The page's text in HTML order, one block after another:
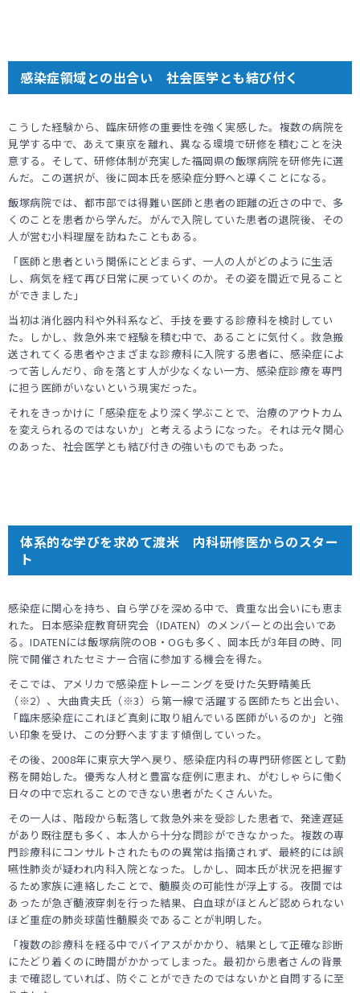
感染症領域との出合い 社会医学とも結び付く
こうした経験から、臨床研修の重要性を強く実感した。複数の病院を
見学する中で、あえて東京を離れ、異なる環境で研修を積むことを決
意する。そして、研修体制が充実した福岡県の飯塚病院を研修先に選
んだ。この選択が、後に岡本氏を感染症分野へと導くことになる。
飯塚病院では、都市部では得難い医師と患者の距離の近さの中で、多
くのことを患者から学んだ。がんで入院していた患者の退院後、その
人が営む小料理屋を訪ねたこともある。
「医師と患者という関係にとどまらず、一人の人がどのように生活
し、病気を経て再び日常に戻っていくのか。その姿を間近で見ること
ができました」
当初は消化器内科や外科系など、手技を要する診療科を検討してい
た。しかし、救急外来で経験を積む中で、あることに気付く。救急搬
送されてくる患者やさまざまな診療科に入院する患者に、感染症によ
って苦しんだり、命を落とす人が少なくない一方、感染症診療を専門
に担う医師がいないという現実だった。
それをきっかけに「感染症をより深く学ぶことで、治療のアウトカム
を変えられるのではないか」と考えるようになった。それは元々関心
のあった、社会医学とも結び付きの強いものでもあった。
体系的な学びを求めて渡米 内科研修医からのスター
ト
感染症に関心を持ち、自ら学びを深める中で、貴重な出会いにも恵ま
れた。日本感染症教育研究会（IDATEN）のメンバーとの出会いであ
る。IDATENには飯塚病院のOB・OGも多く、岡本氏が3年目の時、同
院で開催されたセミナー合宿に参加する機会を得た。
そこでは、アメリカで感染症トレーニングを受けた矢野晴美氏
（※2）、大曲貴夫氏（※3）ら第一線で活躍する医師たちと出会い、
「臨床感染症にこれほど真剣に取り組んでいる医師がいるのか」と強
い印象を受け、この分野へますます傾倒していった。
その後、2008年に東京大学へ戻り、感染症内科の専門研修医として勤
務を開始した。優秀な人材と豊富な症例に恵まれ、がむしゃらに働く
日々の中で忘れることのできない患者がたくさんいた。
その一人は、階段から転落して救急外来を受診した患者で、発達遅延
があり既往歴も多く、本人から十分な問診ができなかった。複数の専
門診療科にコンサルトされたものの異常は指摘されず、最終的には誤
嚥性肺炎が疑われ内科入院となった。しかし、岡本氏が状況を把握す
るため家族に連絡したことで、髄膜炎の可能性が浮上する。夜間では
あったが急ぎ髄液穿刺を行った結果、白血球がほとんど認められない
ほど重症の肺炎球菌性髄膜炎であることが判明した。
「複数の診療科を経る中でバイアスがかかり、結果として正確な診断
にたどり着くのに時間がかかってしまった。最初から患者さんの背景
まで確認していれば、防ぐことができたのではないかと自問するに至